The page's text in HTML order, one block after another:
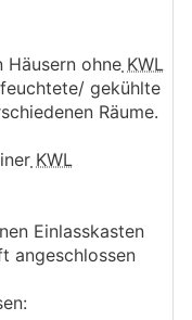
Häusern ohne KWL
gekühlte
Räume.
KWL
Einlasskasten
angeschlossen